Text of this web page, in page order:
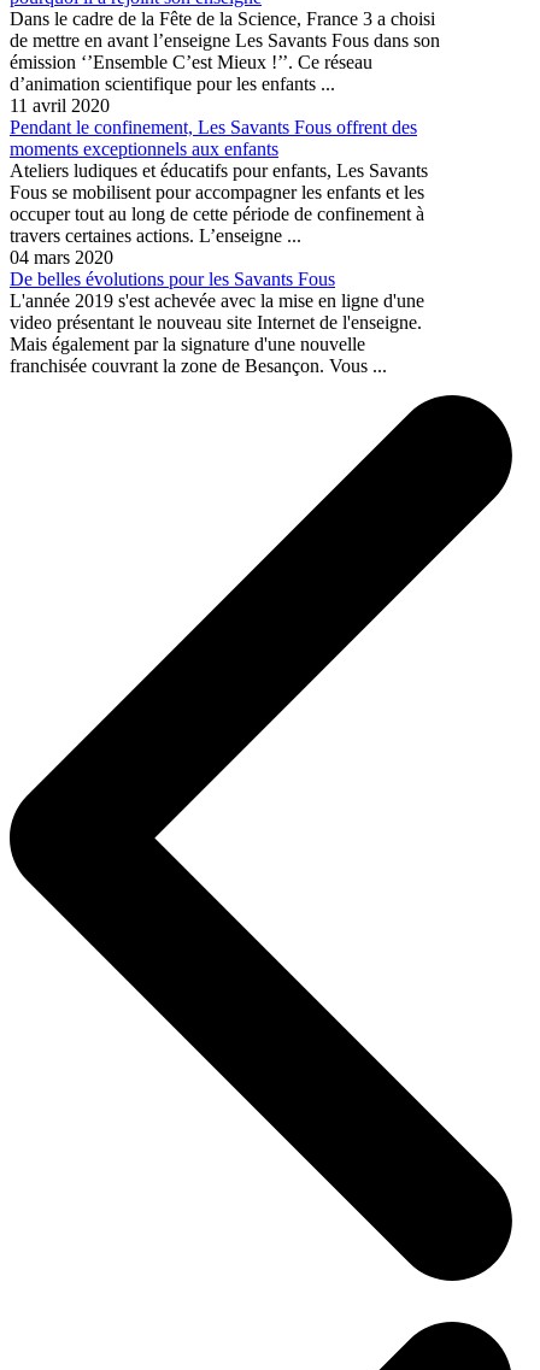
Dans le cadre de la Fête de la Science, France 3 a choisi
de mettre en avant l’enseigne Les Savants Fous dans son
émission ‘’Ensemble C’est Mieux !’’. Ce réseau
d’animation scientifique pour les enfants ...
11 avril 2020
Pendant le confinement, Les Savants Fous offrent des
moments exceptionnels aux enfants
Ateliers ludiques et éducatifs pour enfants, Les Savants
Fous se mobilisent pour accompagner les enfants et les
occuper tout au long de cette période de confinement à
travers certaines actions. L’enseigne ...
04 mars 2020
De belles évolutions pour les Savants Fous
L'année 2019 s'est achevée avec la mise en ligne d'une
video présentant le nouveau site Internet de l'enseigne.
Mais également par la signature d'une nouvelle
franchisée couvrant la zone de Besançon. Vous ...